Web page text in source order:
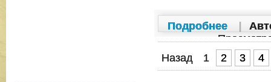
Подробнее
Назад
1 2 3 4